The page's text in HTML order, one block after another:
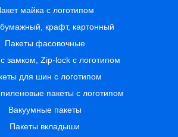
майка с логотипом
крафт, картонный
Пакеты фасовочные
замком, Zip-lock с логотипом
для шин с логотипом
пакеты с логотипом
Вакуумные пакеты
Пакеты вкладыши